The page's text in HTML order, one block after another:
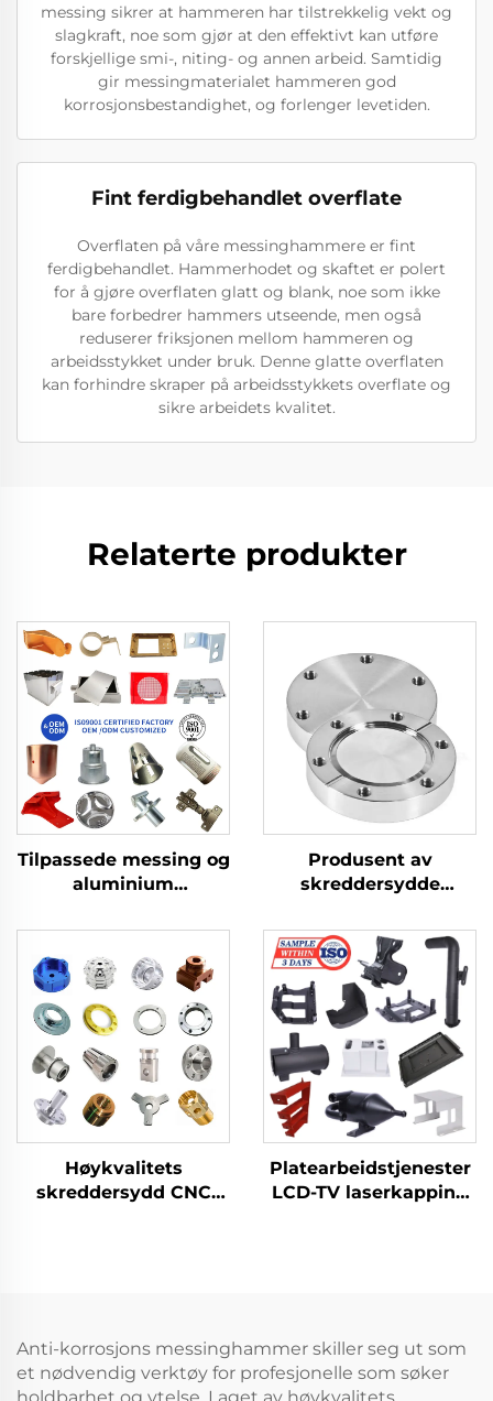
messing sikrer at hammeren har tilstrekkelig vekt og
slagkraft, noe som gjør at den effektivt kan utføre
forskjellige smi-, niting- og annen arbeid. Samtidig
gir messingmaterialet hammeren god
korrosjonsbestandighet, og forlenger levetiden.
Fint ferdigbehandlet overflate
Overflaten på våre messinghammere er fint
ferdigbehandlet. Hammerhodet og skaftet er polert
for å gjøre overflaten glatt og blank, noe som ikke
bare forbedrer hammers utseende, men også
reduserer friksjonen mellom hammeren og
arbeidsstykket under bruk. Denne glatte overflaten
kan forhindre skraper på arbeidsstykkets overflate og
sikre arbeidets kvalitet.
Relaterte produkter
Tilpassede messing og
aluminium
platearbeid for
dypstansede deler
Produsent av
skreddersydde
rustfrie stål-deler med
5-aksle CNC tresing og
Høykvalitets
skreddersydd CNC
Platearbeidstjenester
LCD-TV laserkapping
Anti-korrosjons messinghammer skiller seg ut som
et nødvendig verktøy for profesjonelle som søker